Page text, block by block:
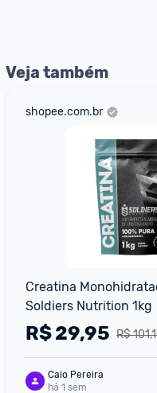
Veja também
shopee.com.br
Creatina
Soldiers Nutrition 1kg
R$
R$29,95
Caio Pereira
há 1 sem